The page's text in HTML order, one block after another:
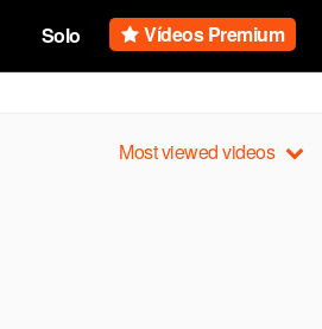
Solo Vídeos Premium
Most viewed videos